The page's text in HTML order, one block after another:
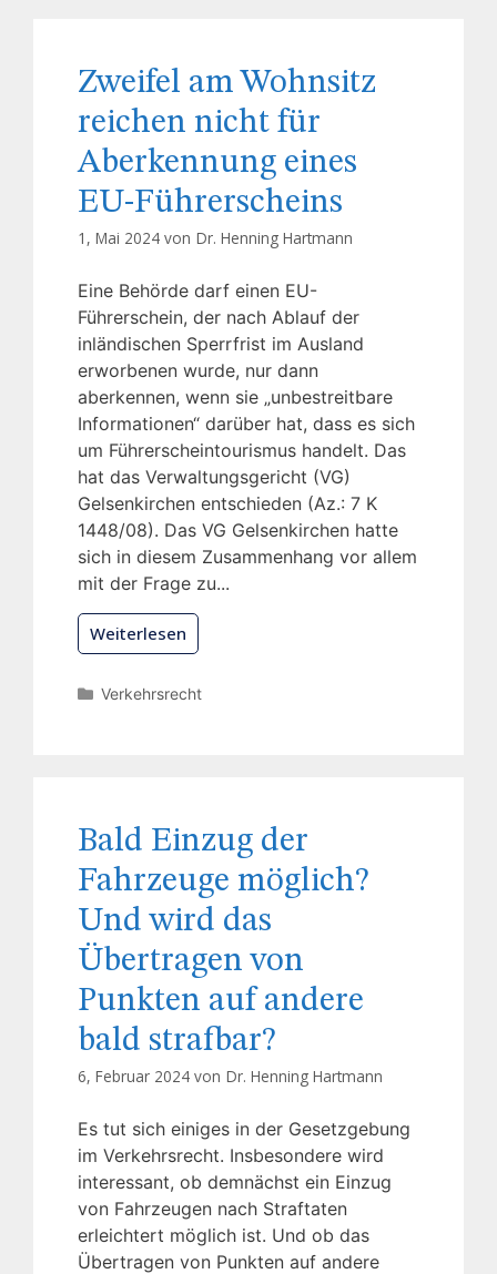
Zweifel am Wohnsitz
reichen nicht für
Aberkennung eines
EU-Führerscheins
1, Mai 2024 von Dr. Henning Hartmann
Eine Behörde darf einen EU-
Führerschein, der nach Ablauf der
inländischen Sperrfrist im Ausland
erworbenen wurde, nur dann
aberkennen, wenn sie „unbestreitbare
Informationen“ darüber hat, dass es sich
um Führerscheintourismus handelt. Das
hat das Verwaltungsgericht (VG)
Gelsenkirchen entschieden (Az.: 7 K
1448/08). Das VG Gelsenkirchen hatte
sich in diesem Zusammenhang vor allem
mit der Frage zu...
Weiterlesen
Verkehrsrecht
Bald Einzug der
Fahrzeuge möglich?
Und wird das
Übertragen von
Punkten auf andere
bald strafbar?
6, Februar 2024 von Dr. Henning Hartmann
Es tut sich einiges in der Gesetzgebung
im Verkehrsrecht. Insbesondere wird
interessant, ob demnächst ein Einzug
von Fahrzeugen nach Straftaten
erleichtert möglich ist. Und ob das
Übertragen von Punkten auf andere